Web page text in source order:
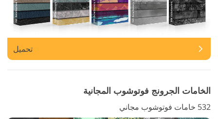
تحميل
الخامات الجرونج فوتوشوب المجانية
532 خامات فوتوشوب مجاني